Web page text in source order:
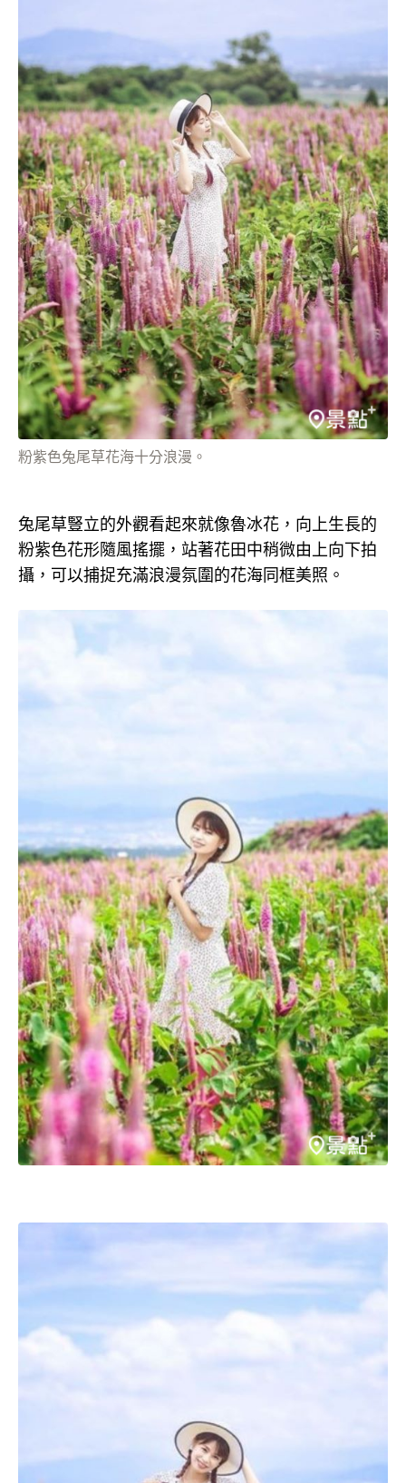
粉紫色兔尾草花海十分浪漫。
兔尾草豎立的外觀看起來就像魯冰花，向上生長的
粉紫色花形隨風搖擺，站著花田中稍微由上向下拍
攝，可以捕捉充滿浪漫氛圍的花海同框美照。